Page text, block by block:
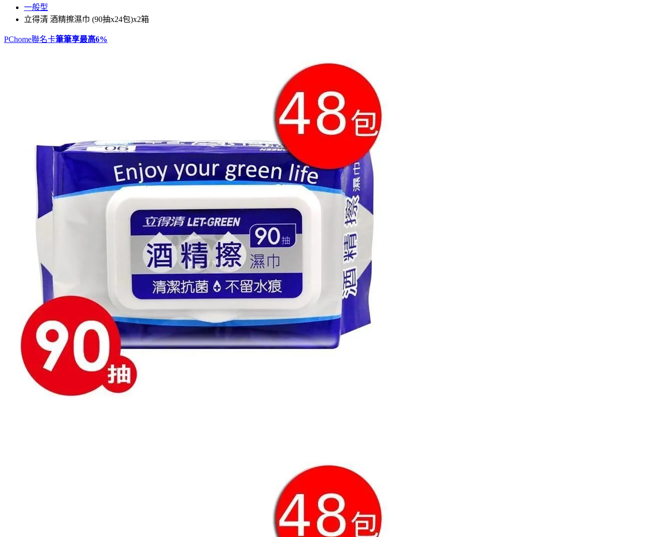
一般型
立得清 酒精擦濕巾 (90抽x24包)x2箱
PChome聯名卡筆筆享最高6%